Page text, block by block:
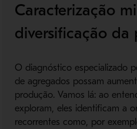
Caracterização
diversificação da
O diagnóstico especializado
de agregados possam
produção. Vamos lá: ao
exploram, eles identificam a
recorrentes como, por